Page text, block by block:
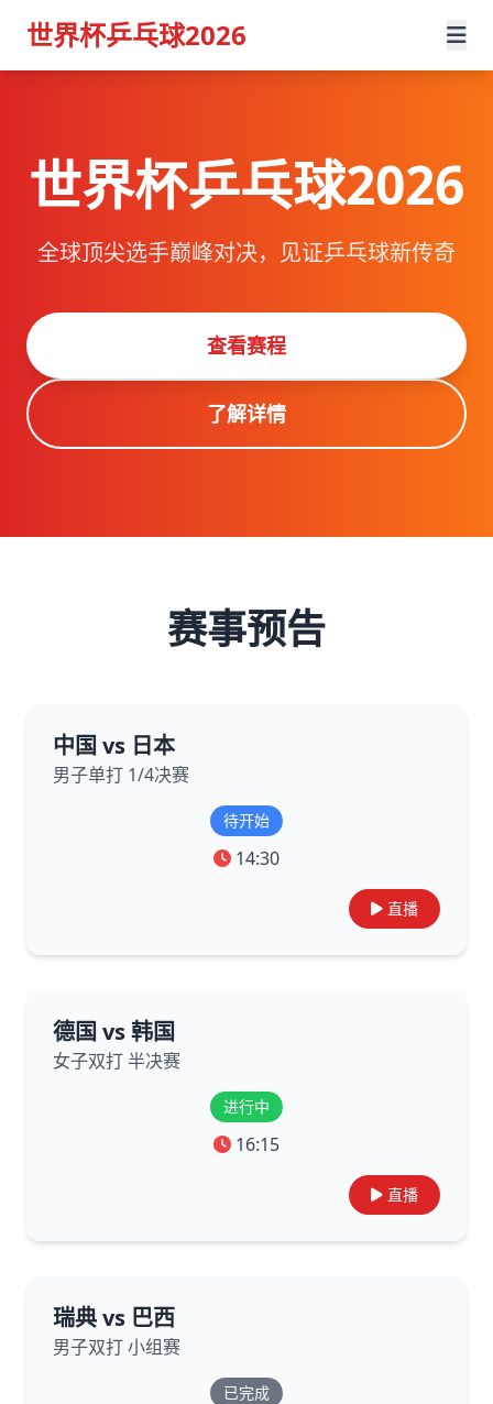
世界杯乒乓球2026
世界杯乒乓球2026
全球顶尖选手巅峰对决，见证乒乓球新传奇
查看赛程
了解详情
赛事预告
中国 vs 日本
男子单打 1/4决赛
待开始
14:30
直播
德国 vs 韩国
女子双打 半决赛
进行中
16:15
直播
瑞典 vs 巴西
男子双打 小组赛
已完成